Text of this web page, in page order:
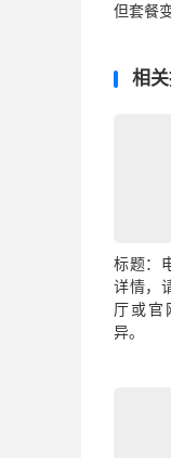
但套餐
相
标题：
详情，
厅或官
异。